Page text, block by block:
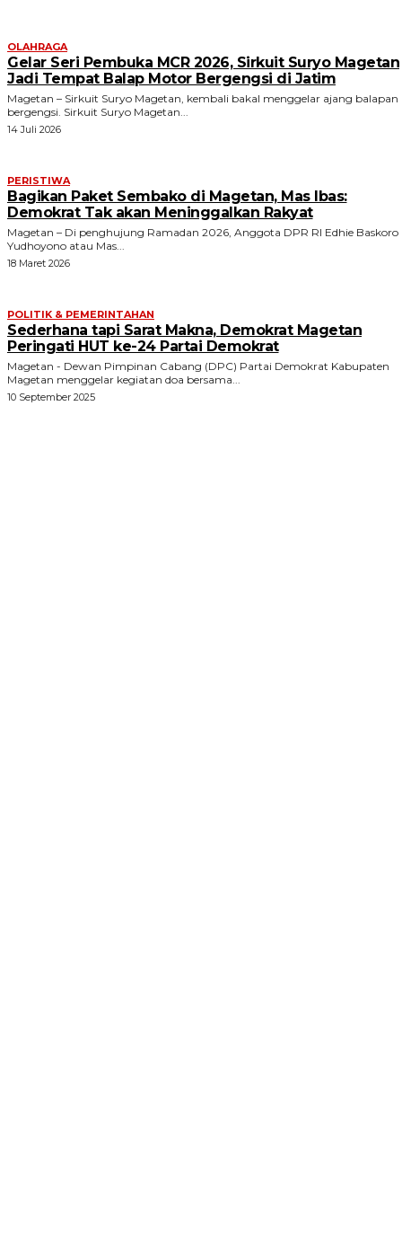
OLAHRAGA
Gelar Seri Pembuka MCR 2026, Sirkuit Suryo Magetan
Jadi Tempat Balap Motor Bergengsi di Jatim
Magetan – Sirkuit Suryo Magetan, kembali bakal menggelar ajang balapan
bergengsi. Sirkuit Suryo Magetan...
14 Juli 2026
PERISTIWA
Bagikan Paket Sembako di Magetan, Mas Ibas:
Demokrat Tak akan Meninggalkan Rakyat
Magetan – Di penghujung Ramadan 2026, Anggota DPR RI Edhie Baskoro
Yudhoyono atau Mas...
18 Maret 2026
POLITIK & PEMERINTAHAN
Sederhana tapi Sarat Makna, Demokrat Magetan
Peringati HUT ke-24 Partai Demokrat
Magetan - Dewan Pimpinan Cabang (DPC) Partai Demokrat Kabupaten
Magetan menggelar kegiatan doa bersama...
10 September 2025